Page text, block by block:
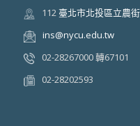
112 臺北市北投區立農
ins@nycu.edu.tw
02-28267000 轉67101
02-28202593